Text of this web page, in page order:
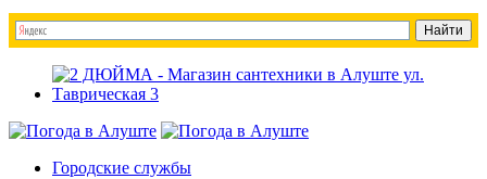
Городские службы